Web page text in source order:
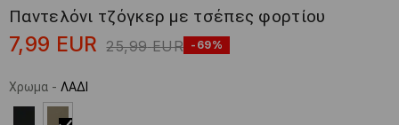
Παντελόνι τζόγκερ με τσέπες φορτίου
7,99 EUR 25,99 EUR -69%
Χρωμα - ΛΑΔΙ